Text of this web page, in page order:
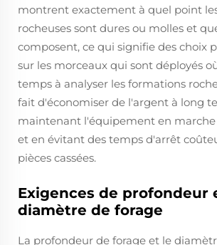
montrent exactement à quel point
rocheuses sont dures ou molles et
composent, ce qui signifie des choix
sur les morceaux qui sont déployés
temps à analyser les formations
fait d'économiser de l'argent à long
maintenant l'équipement en
et en évitant des temps d'arrêt
pièces cassées.
Exigences de profondeur
diamètre de forage
La profondeur de forage et le